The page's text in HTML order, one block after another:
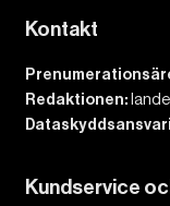
Kontakt
Redaktionen:
Kundservice